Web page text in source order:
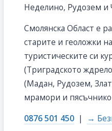
Неделино, Рудозем и
Смолянска Област е
старите и геоложки
туристическите си
(Триградското
(Мадан, Рудозем,
мрамори и
0876 501 450 | →